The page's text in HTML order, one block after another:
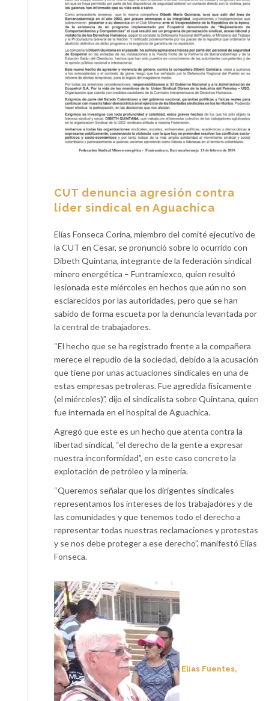
CUT denuncia agresión contra
líder sindical en Aguachica
Elías Fonseca Corina, miembro del comité ejecutivo de
la CUT en Cesar, se pronunció sobre lo ocurrido con
Dibeth Quintana, integrante de la federación sindical
minero energética – Funtramiexco, quien resultó
lesionada este miércoles en hechos que aún no son
esclarecidos por las autoridades, pero que se han
sabido de forma escueta por la denuncia levantada por
la central de trabajadores.
“El hecho que se ha registrado frente a la compañera
merece el repudio de la sociedad, debido a la acusación
que tiene por unas actuaciones sindicales en una de
estas empresas petroleras. Fue agredida físicamente
(el miércoles)”, dijo el sindicalista sobre Quintana, quien
fue internada en el hospital de Aguachica.
Agregó que este es un hecho que atenta contra la
libertad sindical, “el derecho de la gente a expresar
nuestra inconformidad”, en este caso concreto la
explotación de petróleo y la minería.
“Queremos señalar que los dirigentes sindicales
representamos los intereses de los trabajadores y de
las comunidades y que tenemos todo el derecho a
representar todas nuestras reclamaciones y protestas
y se nos debe proteger a ese derecho”, manifestó Elías
Fonseca.
Elías Fuentes,